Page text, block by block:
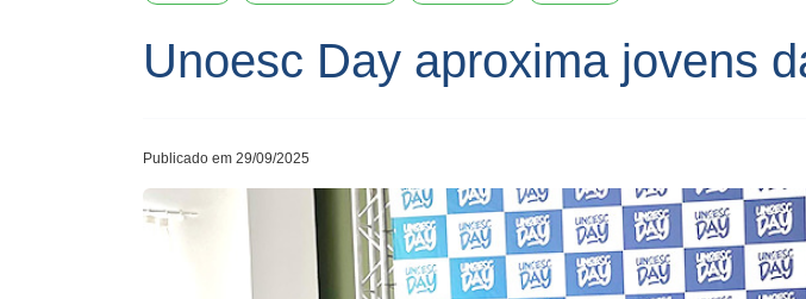
Unoesc Day aproxima jovens
Publicado em 29/09/2025